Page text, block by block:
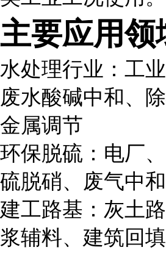
主要应用领
水处理行业：工
废水酸碱中和、
金属调节
环保脱硫：电厂
硫脱硝、废气中
建工路基：灰土
浆辅料、建筑回